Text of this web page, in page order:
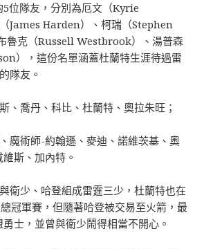
5位隊友，分別為厄文（Kyrie
James Harden）、柯瑞（Stephen
魯克（Russell Westbrook）、湯普森
），這份名單涵蓋杜蘭特生涯待過雷
隊友。
、喬丹、科比、杜蘭特、奧拉朱旺；
魔術師-約翰遜、麥迪、諾維茨基、奧
斯、加內特。
衛少、哈登組成雷霆三少，杜蘭特也在
冠軍賽，但隨著哈登被交易至火箭，最
士，並曾與衛少鬧得相當不開心。